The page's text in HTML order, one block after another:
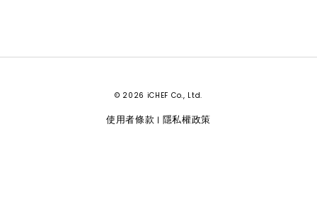
© 2026 iCHEF Co., Ltd.
使用者條款 | 隱私權政策